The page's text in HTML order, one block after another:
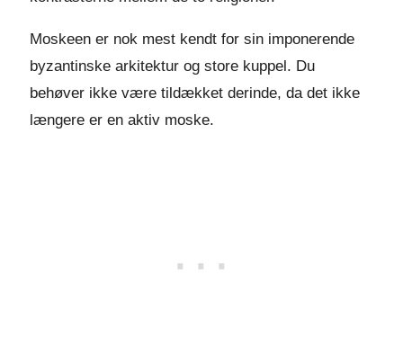
Moskeen er nok mest kendt for sin imponerende
byzantinske arkitektur og store kuppel. Du
behøver ikke være tildækket derinde, da det ikke
længere er en aktiv moske.